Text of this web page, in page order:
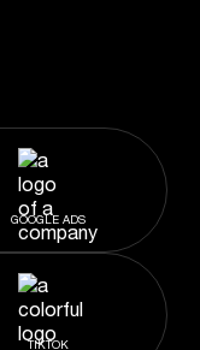
GOOGLE ADS
TIKTOK